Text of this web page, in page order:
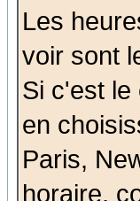
Les
voir sont
Si c'est le
en
Paris,
horaire,